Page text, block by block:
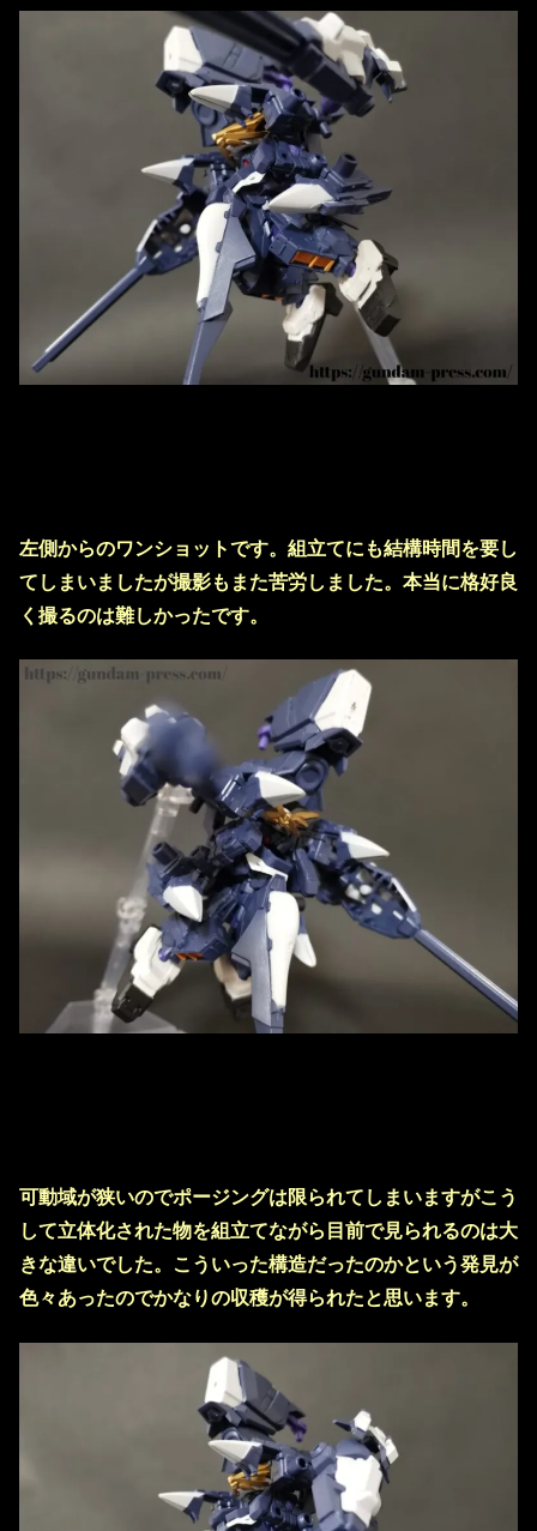
左側からのワンショットです。組立てにも結構時間を要し
てしまいましたが撮影もまた苦労しました。本当に格好良
く撮るのは難しかったです。
可動域が狭いのでポージングは限られてしまいますがこう
して立体化された物を組立てながら目前で見られるのは大
きな違いでした。こういった構造だったのかという発見が
色々あったのでかなりの収穫が得られたと思います。